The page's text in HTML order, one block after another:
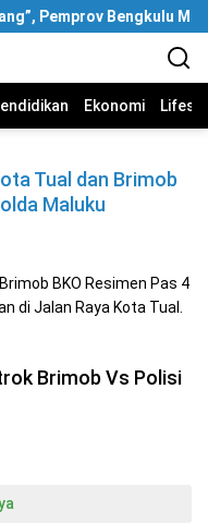
Pemprov Bengkulu
Ekonomi
Tual dan Brimob
Maluku
Brimob Vs Polisi